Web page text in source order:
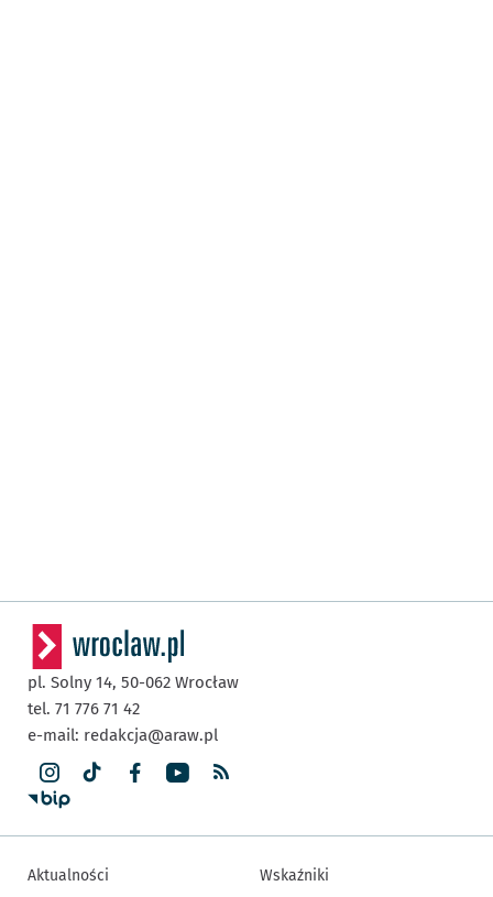
pl. Solny 14, 50-062 Wrocław
tel. 71 776 71 42
e-mail: redakcja@araw.pl
Aktualności Wskaźniki